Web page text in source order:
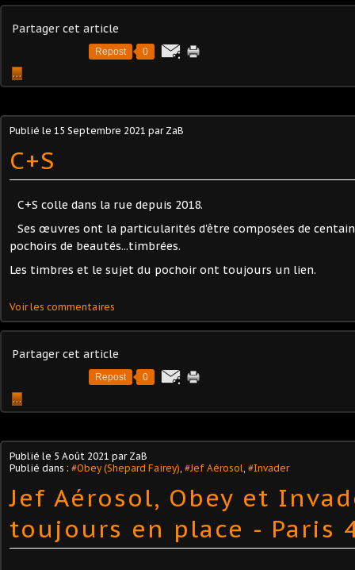
Partager cet article
Repost 0
…
Publié le 15 Septembre 2021 par ZaB
C+S
C+S colle dans la rue depuis 2018.
Ses œuvres ont la particularités d'être composées de
pochoirs de beautés...timbrées.
Les timbres et le sujet du pochoir ont toujours un lien.
Voir les commentaires
Partager cet article
Repost 0
…
Publié le 5 Août 2021 par ZaB
Publié dans : #Obey (Shepard Fairey) #Jef Aérosol #Invader
Jef Aérosol, Obey et
toujours en place - Paris